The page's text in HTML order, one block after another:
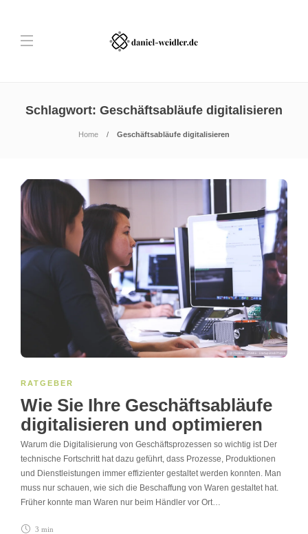
Schlagwort: Geschäftsabläufe digitalisieren
Home Geschäftsabläufe digitalisieren
RATGEBER
Wie Sie Ihre Geschäftsabläufe
digitalisieren und optimieren
Warum die Digitalisierung von Geschäftsprozessen so wichtig ist Der
technische Fortschritt hat dazu geführt, dass Prozesse, Produktionen
und Dienstleistungen immer effizienter gestaltet werden konnten. Man
muss nur schauen, wie sich die Beschaffung von Waren gestaltet hat.
Früher konnte man Waren nur beim Händler vor Ort…
3 min